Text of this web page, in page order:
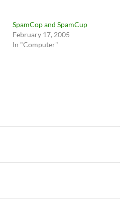
SpamCop and SpamCup
February 17, 2005
In "Computer"